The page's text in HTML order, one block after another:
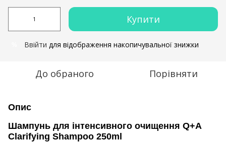
Купити
Ввійти для відображення накопичувальної знижки
До обраного Порівняти
Опис
Шампунь для інтенсивного очищення Q+A
Clarifying Shampoo 250ml